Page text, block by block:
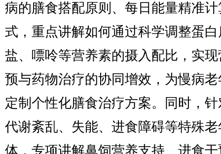
病的膳食搭配原则、每日能量精准
式，重点讲解如何通过科学调整蛋
盐、嘌呤等营养素的摄入配比，实
预与药物治疗的协同增效，为慢病
定制个性化膳食治疗方案。同时，
代谢紊乱、失能、进食障碍等特殊
体，专项讲解鼻饲营养支持、进食